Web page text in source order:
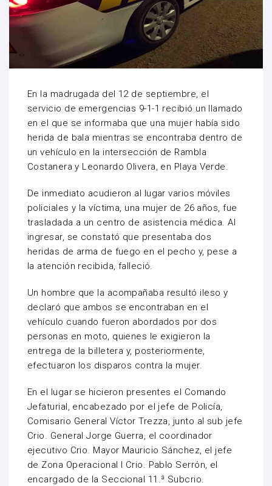
En la madrugada del 12 de septiembre, el
servicio de emergencias 9-1-1 recibió un llamado
en el que se informaba que una mujer había sido
herida de bala mientras se encontraba dentro de
un vehículo en la intersección de Rambla
Costanera y Leonardo Olivera, en Playa Verde.
De inmediato acudieron al lugar varios móviles
policiales y la víctima, una mujer de 26 años, fue
trasladada a un centro de asistencia médica. Al
ingresar, se constató que presentaba dos
heridas de arma de fuego en el pecho y, pese a
la atención recibida, falleció.
Un hombre que la acompañaba resultó ileso y
declaró que ambos se encontraban en el
vehículo cuando fueron abordados por dos
personas en moto, quienes le exigieron la
entrega de la billetera y, posteriormente,
efectuaron los disparos contra la mujer.
En el lugar se hicieron presentes el Comando
Jefaturial, encabezado por el jefe de Policía,
Comisario General Víctor Trezza, junto al sub jefe
Crio. General Jorge Guerra, el coordinador
ejecutivo Crio. Mayor Mauricio Sánchez, el jefe
de Zona Operacional I Crio. Pablo Serrón, el
encargado de la Seccional 11.ª Subcrio.